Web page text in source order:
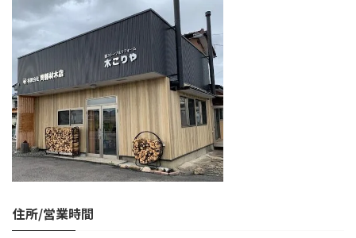
住所/営業時間